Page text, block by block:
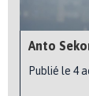
Anto
Publié le 4